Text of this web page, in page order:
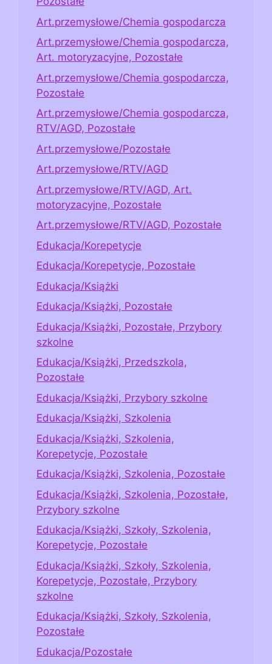
Art.przemysłowe/Chemia gospodarcza
Art.przemysłowe/Chemia gospodarcza,
Art. motoryzacyjne, Pozostałe
Art.przemysłowe/Chemia gospodarcza,
Pozostałe
Art.przemysłowe/Chemia gospodarcza,
RTV/AGD, Pozostałe
Art.przemysłowe/Pozostałe
Art.przemysłowe/RTV/AGD
Art.przemysłowe/RTV/AGD, Art.
motoryzacyjne, Pozostałe
Art.przemysłowe/RTV/AGD, Pozostałe
Edukacja/Korepetycje
Edukacja/Korepetycje, Pozostałe
Edukacja/Książki
Edukacja/Książki, Pozostałe
Edukacja/Książki, Pozostałe, Przybory
szkolne
Edukacja/Książki, Przedszkola,
Pozostałe
Edukacja/Książki, Przybory szkolne
Edukacja/Książki, Szkolenia
Edukacja/Książki, Szkolenia,
Korepetycje, Pozostałe
Edukacja/Książki, Szkolenia, Pozostałe
Edukacja/Książki, Szkolenia, Pozostałe,
Przybory szkolne
Edukacja/Książki, Szkoły, Szkolenia,
Korepetycje, Pozostałe
Edukacja/Książki, Szkoły, Szkolenia,
Korepetycje, Pozostałe, Przybory
szkolne
Edukacja/Książki, Szkoły, Szkolenia,
Pozostałe
Edukacja/Pozostałe